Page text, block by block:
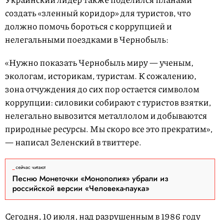
создать «зленный коридор» для туристов, что
должно помочь бороться с коррупцией и
нелегальными поездками в Чернобыль:
«Нужно показать Чернобыль миру — ученым,
экологам, историкам, туристам. К сожалению,
зона отчуждения до сих пор остается символом
коррупции: силовики собирают с туристов взятки,
нелегально вывозится металлолом и добываются
природные ресурсы. Мы скоро все это прекратим»,
— написал Зеленский в твиттере.
сейчас читают
Песню Монеточки «Монополия» убрали из
российской версии «Человека-паука»
Сегодня, 10 июля, над разрушенным в 1986 году